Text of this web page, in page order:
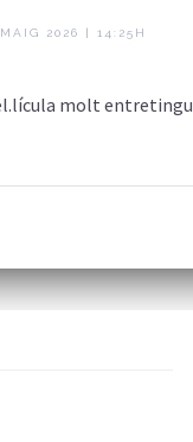
2026 | 14:25H
molt